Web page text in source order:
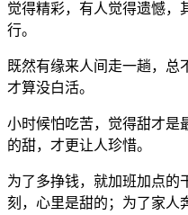
觉得精彩，有人觉得遗憾，
行。
既然有缘来人间走一趟，总
才算没白活。
小时候怕吃苦，觉得甜才是
的甜，才更让人珍惜。
为了多挣钱，就加班加点的
刻，心里是甜的；为了家人